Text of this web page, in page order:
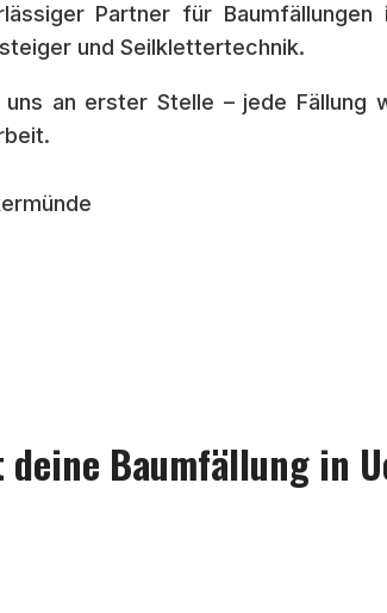
Partner für
und Seilklettertechnik.
an erster Stelle – jede Fällung
Baumfällung in